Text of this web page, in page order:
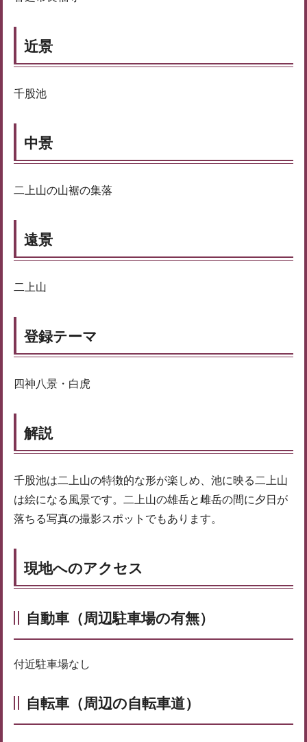
近景
千股池
中景
二上山の山裾の集落
遠景
二上山
登録テーマ
四神八景・白虎
解説
千股池は二上山の特徴的な形が楽しめ、池に映る二上山
は絵になる風景です。二上山の雄岳と雌岳の間に夕日が
落ちる写真の撮影スポットでもあります。
現地へのアクセス
自動車（周辺駐車場の有無）
付近駐車場なし
自転車（周辺の自転車道）